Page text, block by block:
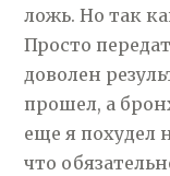
ложь. Но так
Просто
доволен
прошел, а
еще я похудел
что